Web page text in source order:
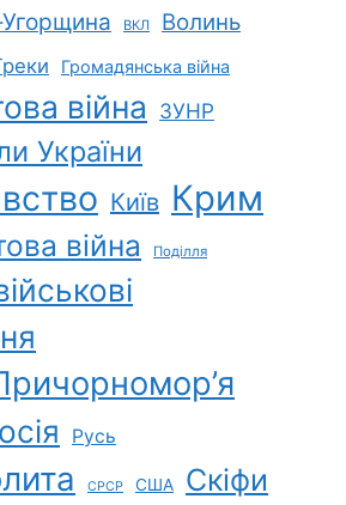
ВКЛ Волинь
Громадянська війна
війна ЗУНР
України
Київ Крим
війна Поділля
Русь
СРСР США Скіфи